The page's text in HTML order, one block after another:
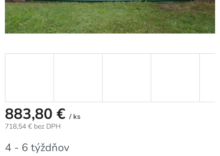
883,80 € / ks
718,54 € bez DPH
cena:
4 - 6 týždňov